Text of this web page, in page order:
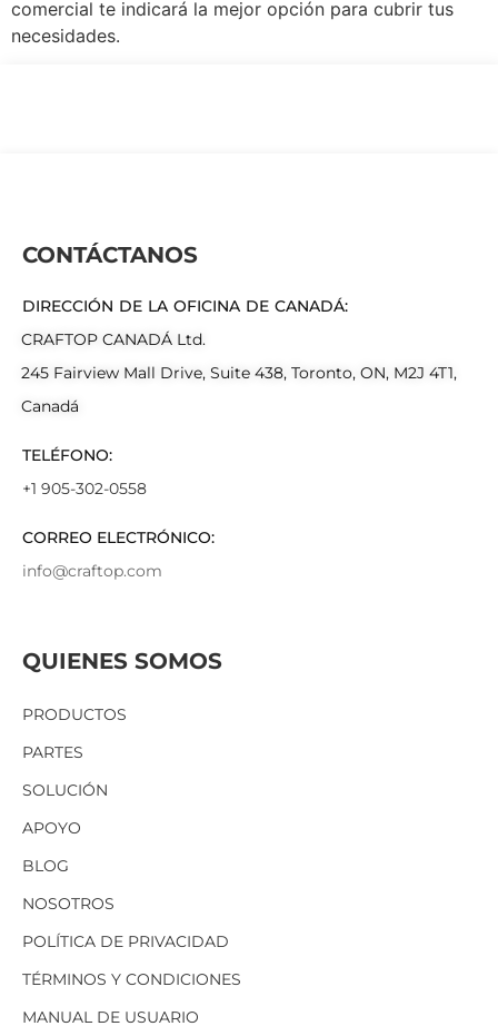
comercial te indicará la mejor opción para cubrir tus
necesidades.
QUIENES SOMOS
PRODUCTOS
PARTES
SOLUCIÓN
APOYO
BLOG
NOSOTROS
POLÍTICA DE PRIVACIDAD
TÉRMINOS Y CONDICIONES
MANUAL DE USUARIO
CONTÁCTANOS
DIRECCIÓN DE LA OFICINA DE CANADÁ:
CRAFTOP CANADÁ Ltd.
245 Fairview Mall Drive, Suite 438, Toronto, ON, M2J 4T1,
Canadá
TELÉFONO:
+1 905-302-0558
CORREO ELECTRÓNICO:
info@craftop.com